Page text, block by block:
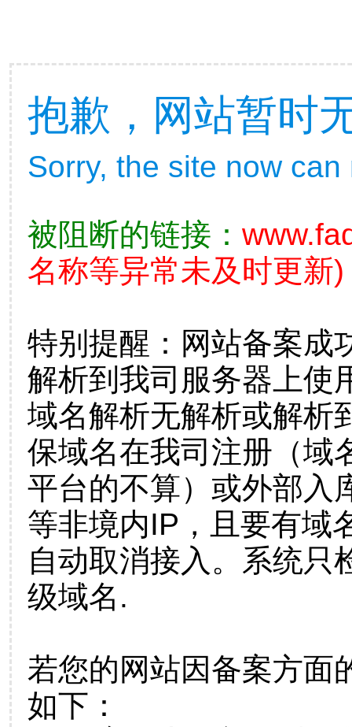
抱歉，网站暂时
Sorry, the site now
被阻断的链接：
名称等异常未及时更新)
特别提醒：网站备案成
解析到我司服务器上使
域名解析无解析或解析
保域名在我司注册（域
平台的不算）或外部入
等非境内IP，且要有域
自动取消接入。系统只
级域名.
若您的网站因备案方面
如下：